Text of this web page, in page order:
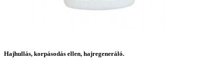
Hajhullás, korpásodás ellen, hajregeneráló.